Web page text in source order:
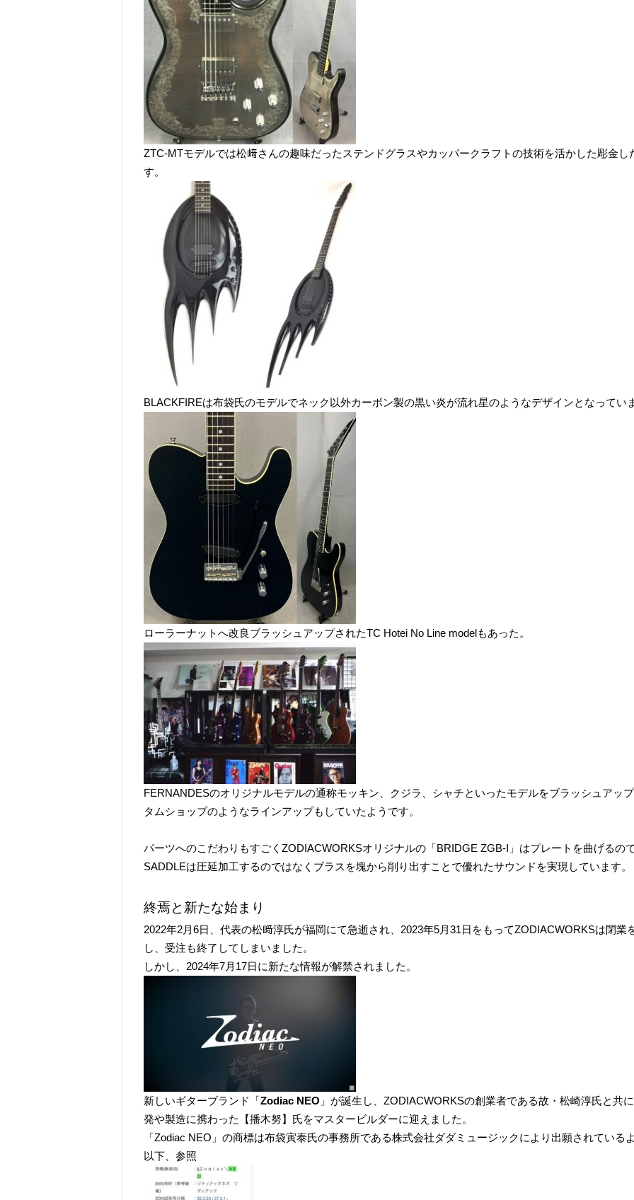
ZTC-MTモデルでは松﨑さんの趣味だったステンドグラスやカッパークラフトの技術を活かした彫金
す。
BLACKFIREは布袋氏のモデルでネック以外カーボン製の黒い炎が流れ星のようなデザインとなってい
ローラーナットへ改良ブラッシュアップされたTC Hotei No Line modelもあった。
FERNANDESのオリジナルモデルの通称モッキン、クジラ、シャチといったモデルをブラッシュアッ
タムショップのようなラインアップもしていたようです。
パーツへのこだわりもすごくZODIACWORKSオリジナルの「BRIDGE ZGB-I」はプレートを曲げるの
SADDLEは圧延加工するのではなくブラスを塊から削り出すことで優れたサウンドを実現しています。
終焉と新たな始まり
2022年2月6日、代表の松﨑淳氏が福岡にて急逝され、2023年5月31日をもってZODIACWORKSは閉業
し、受注も終了してしまいました。
しかし、2024年7月17日に新たな情報が解禁されました。
新しいギターブランド「Zodiac NEO 」が誕生し、ZODIACWORKSの創業者である故・松崎淳氏と共
発や製造に携わった【播木努】氏をマスタービルダーに迎えました。
「Zodiac NEO」の商標は布袋寅泰氏の事務所である株式会社ダダミュージックにより出願されている
以下、参照